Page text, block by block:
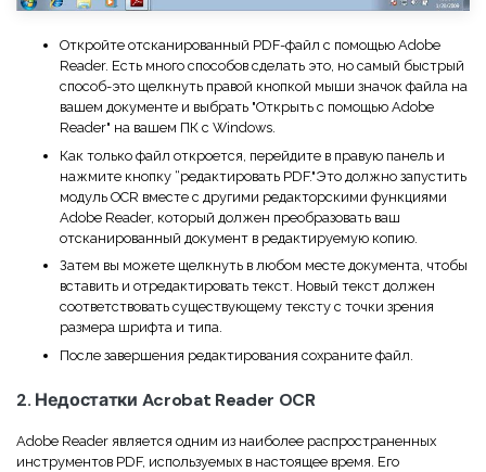
Откройте отсканированный PDF-файл с помощью Adobe
Reader. Есть много способов сделать это, но самый быстрый
способ-это щелкнуть правой кнопкой мыши значок файла на
вашем документе и выбрать "Открыть с помощью Adobe
Reader" на вашем ПК с Windows.
Как только файл откроется, перейдите в правую панель и
нажмите кнопку “редактировать PDF."Это должно запустить
модуль OCR вместе с другими редакторскими функциями
Adobe Reader, который должен преобразовать ваш
отсканированный документ в редактируемую копию.
Затем вы можете щелкнуть в любом месте документа, чтобы
вставить и отредактировать текст. Новый текст должен
соответствовать существующему тексту с точки зрения
размера шрифта и типа.
После завершения редактирования сохраните файл.
2. Недостатки Acrobat Reader OCR
Adobe Reader является одним из наиболее распространенных
инструментов PDF, используемых в настоящее время. Его